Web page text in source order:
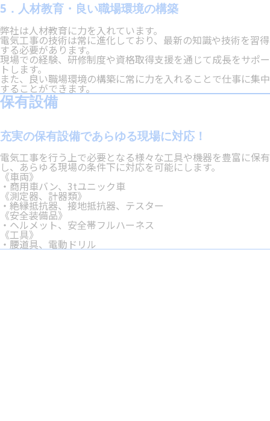
5．人材教育・良い職場環境の構築
弊社は人材教育に力を入れています。
電気工事の技術は常に進化しており、最新の知識や技術を習得
する必要があります。
現場での経験、研修制度や資格取得支援を通じて成長をサポー
トします。
また、良い職場環境の構築に常に力を入れることで仕事に集中
することができます。
保有設備
充実の保有設備であらゆる現場に対応！
電気工事を行う上で必要となる様々な工具や機器を豊富に保有
し、あらゆる現場の条件下に対応を可能にします。
《車両》
・商用車バン、3tユニック車
《測定器、計器類》
・絶縁抵抗器、接地抵抗器、テスター
《安全装備品》
・ヘルメット、安全帯フルハーネス
《工具》
・腰道具、電動ドリル